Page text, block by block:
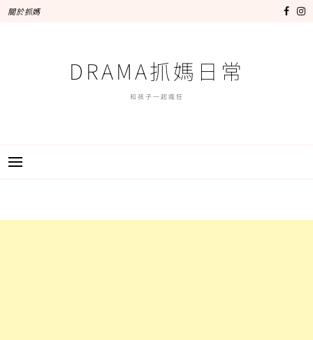
關於抓媽
DRAMA抓媽日常
和孩子一起瘋狂